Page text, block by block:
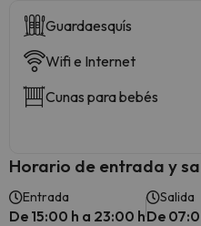
Guardaesquís
Wifi e Internet
Cunas para bebés
Horario de entrada y
Entrada
De 15:00 h a 23:00 h
Salida
De